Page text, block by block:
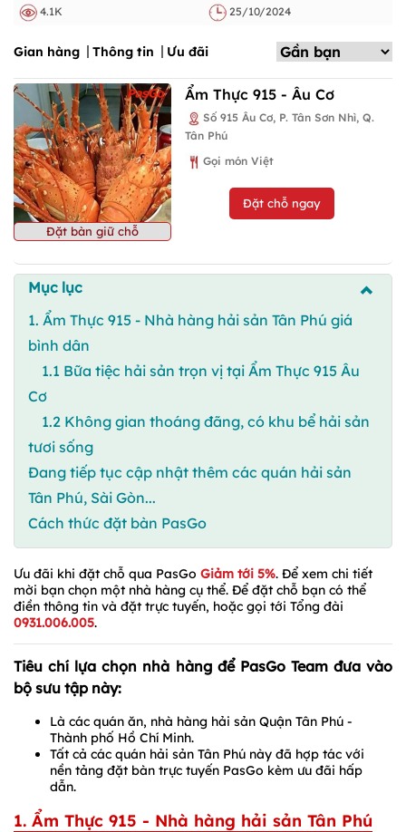
4.1K
25/10/2024
Gian hàng Thông tin Ưu đãi
Đặt bàn giữ chỗ
Ẩm Thực 915 - Âu Cơ
Số 915 Âu Cơ, P. Tân Sơn Nhì, Q.
Tân Phú
Gọi món Việt
Đặt chỗ ngay
Mục lục
1. Ẩm Thực 915 - Nhà hàng hải sản Tân Phú giá
bình dân
1.1 Bữa tiệc hải sản trọn vị tại Ẩm Thực 915 Âu
Cơ
1.2 Không gian thoáng đãng, có khu bể hải sản
tươi sống
Đang tiếp tục cập nhật thêm các quán hải sản
Tân Phú, Sài Gòn...
Cách thức đặt bàn PasGo
Ưu đãi khi đặt chỗ qua PasGo Giảm tới 5%. Để xem chi tiết
mời bạn chọn một nhà hàng cụ thể. Để đặt chỗ bạn có thể
điền thông tin và đặt trực tuyến, hoặc gọi tới Tổng đài
0931.006.005.
Tiêu chí lựa chọn nhà hàng để PasGo Team đưa vào
bộ sưu tập này:
Là các quán ăn, nhà hàng hải sản Quận Tân Phú -
Thành phố Hồ Chí Minh.
Tất cả các quán hải sản Tân Phú này đã hợp tác với
nền tảng đặt bàn trực tuyến PasGo kèm ưu đãi hấp
dẫn.
1. Ẩm Thực 915 - Nhà hàng hải sản Tân Phú